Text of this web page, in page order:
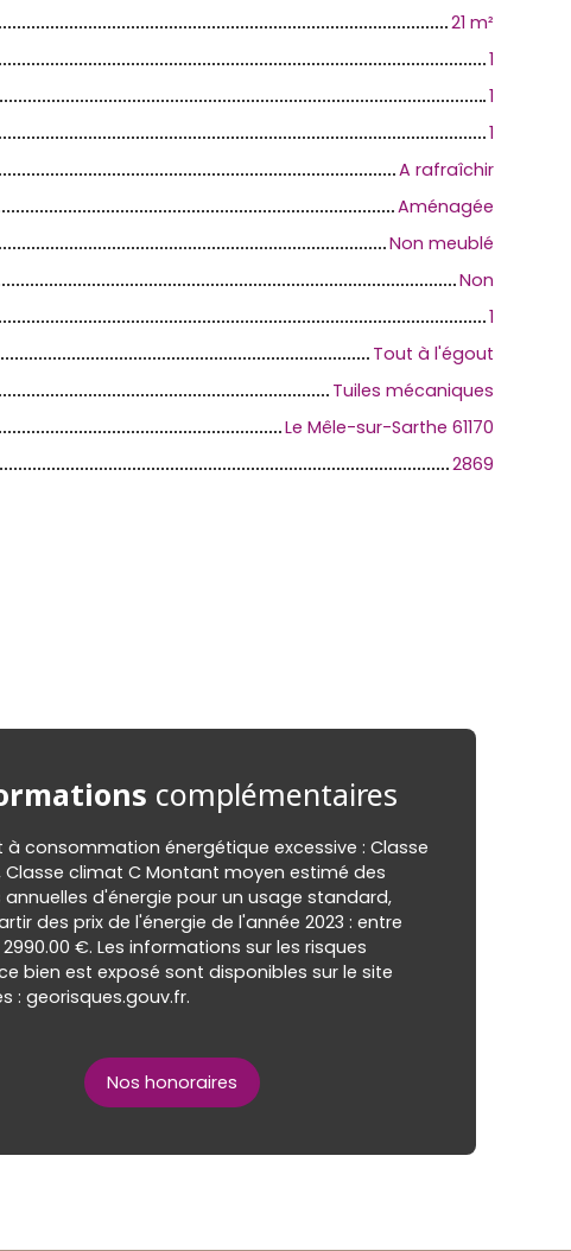
21 m²
1
1
1
A rafraîchir
Aménagée
Non meublé
Non
1
Tout à l'égout
Tuiles mécaniques
Le Mêle-sur-Sarthe 61170
2869
complémentaires
à consommation énergétique excessive : Classe
Classe climat C Montant moyen estimé des
annuelles d'énergie pour un usage standard,
des prix de l'énergie de l'année 2023 : entre
2990.00 €. Les informations sur les risques
bien est exposé sont disponibles sur le site
: georisques.gouv.fr.
Nos honoraires